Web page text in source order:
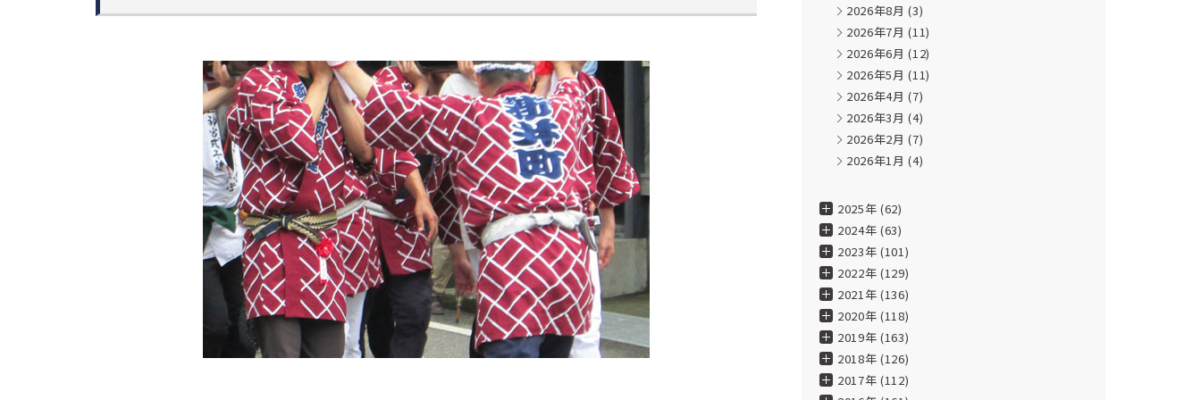
2026年8月 (3)
2026年7月 (11)
2026年6月 (12)
2026年5月 (11)
2026年4月 (7)
2026年3月 (4)
2026年2月 (7)
2026年1月 (4)
2025年 (62)
2024年 (63)
2023年 (101)
2022年 (129)
2021年 (136)
2020年 (118)
2019年 (163)
2018年 (126)
2017年 (112)